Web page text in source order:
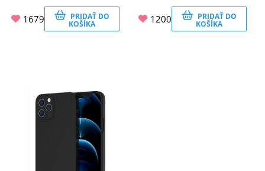
1679 PRIDAŤ DO
KOŠÍKA 1200 PRIDAŤ DO
KOŠÍKA